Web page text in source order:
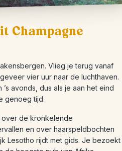
Champagne
Vlieg je terug vanaf
vier uur naar de luchthaven.
avonds, dus als je aan het eind
genoeg tijd.
de kronkelende
en over haarspeldbochten
Lesotho rijdt met gids. Je bezoekt